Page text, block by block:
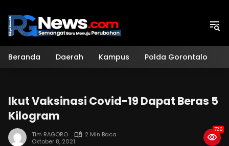
konten
Beranda Daerah Kampus Polda Gorontalo
Ikut Vaksinasi Covid-19 Dapat Beras 5
Kilogram
Tim RAGORO
2 Min Baca
Oktober 8, 2021
726